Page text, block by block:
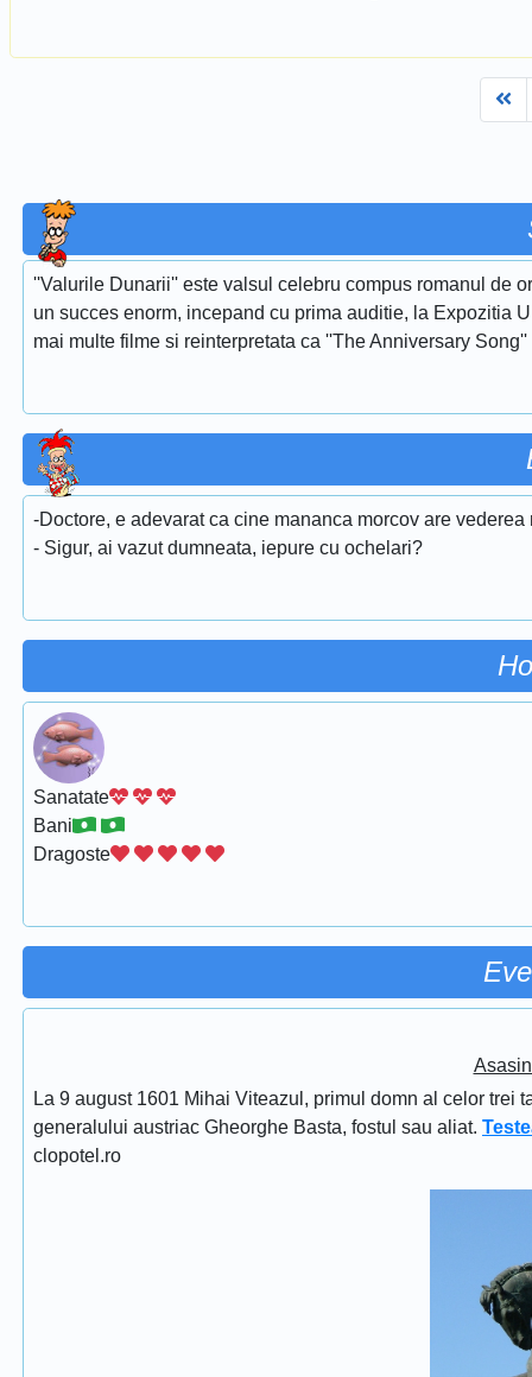
''Valurile Dunarii'' este valsul celebru compus romanul de
un succes enorm, incepand cu prima auditie, la Expozitia
mai multe filme si reinterpretata ca ''The Anniversary
-Doctore, e adevarat ca cine mananca morcov are vederea
- Sigur, ai vazut dumneata, iepure cu ochelari?
Sanatate
Bani
Dragoste
La 9 august 1601 Mihai Viteazul, primul domn al celor trei
generalului austriac Gheorghe Basta, fostul sau aliat.
clopotel.ro